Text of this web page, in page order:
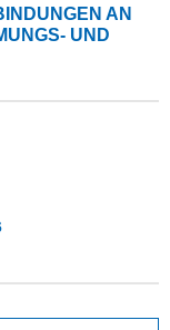
AN S
UND T